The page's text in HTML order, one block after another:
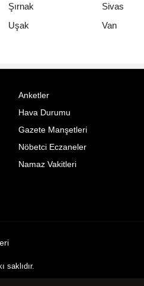
Şırnak
Sivas
Uşak
Van
Anketler
Hava Durumu
Gazete Manşetleri
Nöbetci Eczaneler
Namaz Vakitleri
saklıdır.